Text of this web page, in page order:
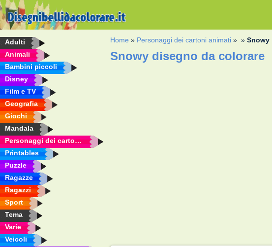
Adulti
Animali
Bambini piccoli
Disney
Film e TV
Geografia
Giochi
Mandala
Personaggi dei cartoni animati
Printables
Puzzle
Ragazze
Ragazzi
Sport
Tema
Varie
Veicoli
Home » Personaggi dei cartoni animati » »Snowy
Snowy disegno da colorare